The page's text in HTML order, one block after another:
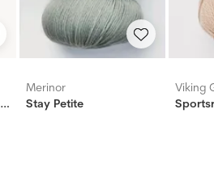
Addi Lace Rundpinne - Messing
Merinor
Stay Petite
Viking